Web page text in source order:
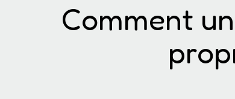
Comment